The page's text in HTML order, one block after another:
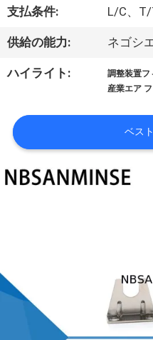
い
て
場
旅
行
管
支払条件: L/C、
供給の能力: ネゴシ
ハイライト: 調整装置フ
産業エア
ベス